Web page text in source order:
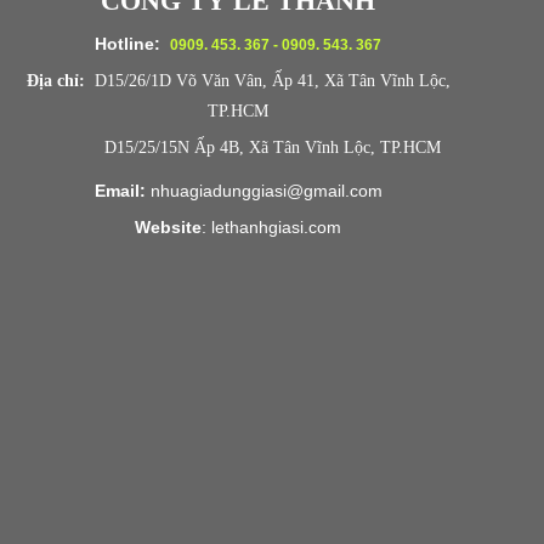
Hotline: 0909. 453. 367 - 0909. 543. 367
Địa chỉ: D15/26/1D Võ Văn Vân, Ấp 41, Xã Tân Vĩnh Lộc,
TP.HCM
D15/25/15N Ấp 4B, Xã Tân Vĩnh Lộc, TP.HCM
Email: nhuagiadunggiasi@gmail.com
Website: lethanhgiasi.com